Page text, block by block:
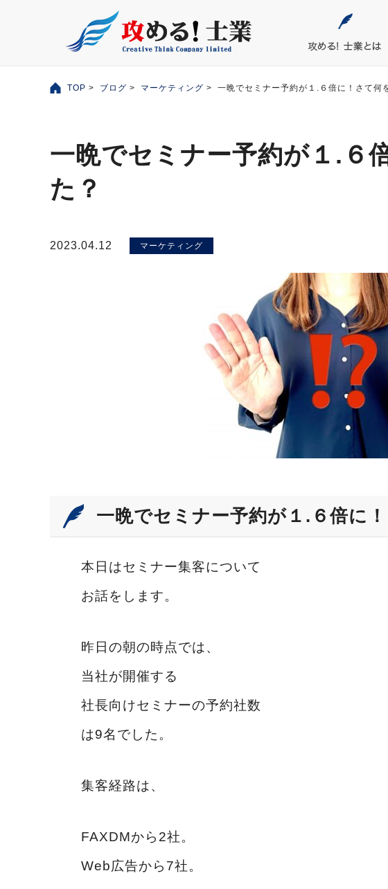
TOP > ブログ > マーケティング > 一晩でセミナー予約が１.６倍に！さて何
一晩でセミナー予約が１.６
た？
2023.04.12 マーケティング
一晩でセミナー予約が１.６倍に
本日はセミナー集客について
お話をします。
昨日の朝の時点では、
当社が開催する
社長向けセミナーの予約社数
は9名でした。
集客経路は、
FAXDMから2社。
Web広告から7社。